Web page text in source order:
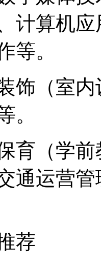
计算机
等。
饰（室
。
育（学
通运营
荐